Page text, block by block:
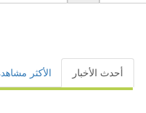
أحدث الأخبار الأكثر